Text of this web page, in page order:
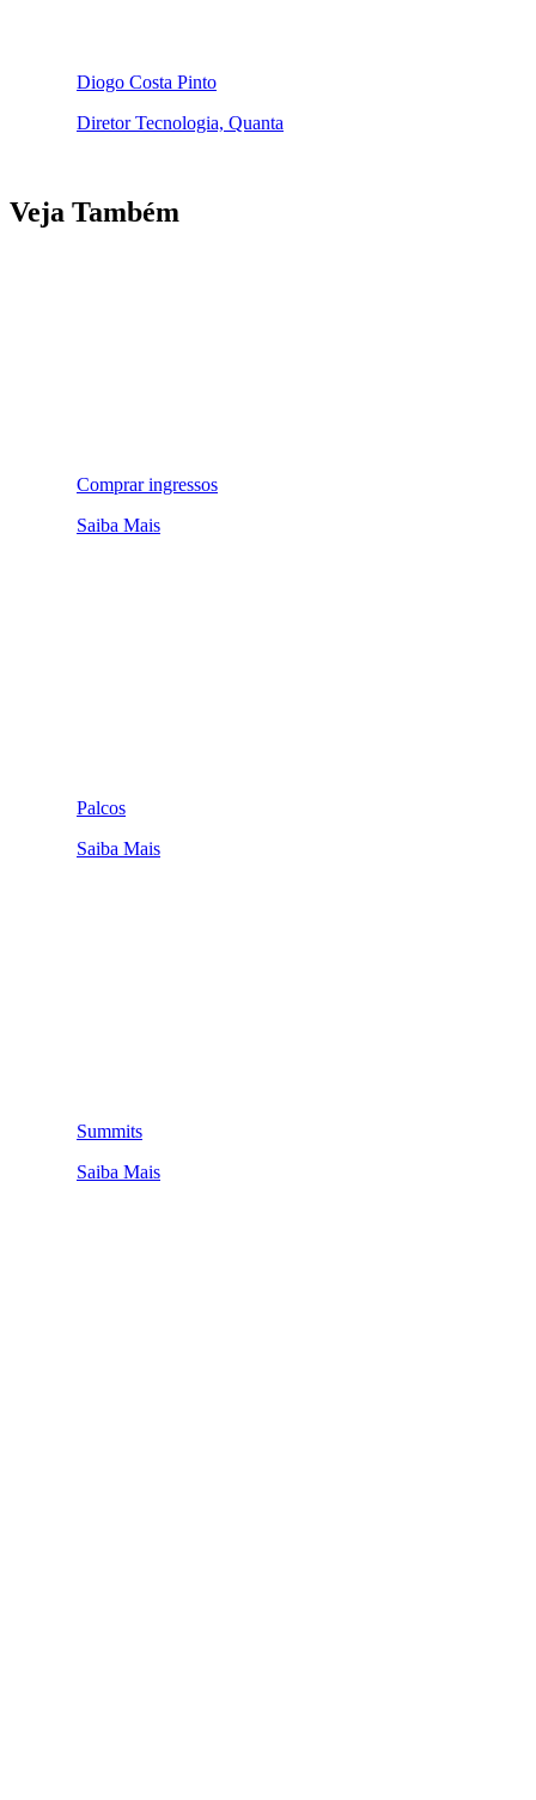
Diogo Costa Pinto
Diretor Tecnologia, Quanta
Veja Também
Comprar ingressos
Saiba Mais
Palcos
Saiba Mais
Summits
Saiba Mais